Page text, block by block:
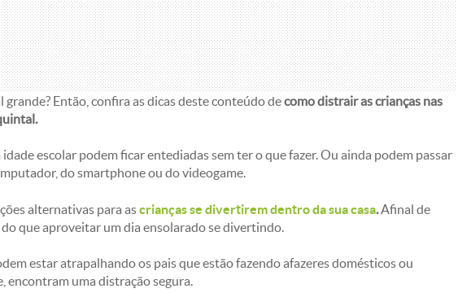
Então, confira as dicas deste conteúdo decomo distrair as crianças nas
idade escolar podem ficar entediadas sem ter o que fazer. Ou ainda podem passar
do smartphone ou do videogame.
alternativas para ascrianças se divertirem dentro da sua casa.Afinal de
que aproveitar um dia ensolarado se divertindo.
estar atrapalhando os pais que estão fazendo afazeres domésticos ou
encontram uma distração segura.